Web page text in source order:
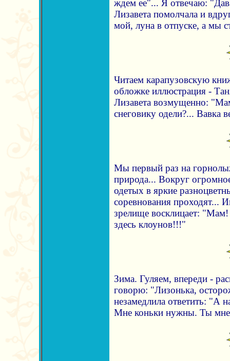
ждем ее"... Я отвечаю:
Лизавета помолчала и
мой, луна в отпуске, а мы
Читаем карапузовскую
обложке иллюстрация -
Лизавета возмущенно:
снеговику одели?... Вавка
Мы первый раз на
природа... Вокруг
одетых в яркие
соревнования проходят...
зрелище восклицает:
здесь клоунов!!!"
Зима. Гуляем, впереди -
говорю: "Лизонька,
незамедлила ответить: "А
Мне коньки нужны. Ты